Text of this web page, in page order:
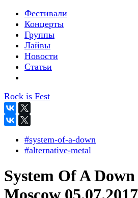
Фестивали
Концерты
Группы
Лайвы
Новости
Статьи
Rock is Fest
#system-of-a-down
#alternative-metal
System Of A